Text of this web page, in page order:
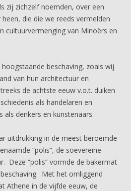
zij zichzelf noemden, over een
die die we reeds vermelden
cultuurvermenging van Minoërs en
beschaving, zoals wij
van hun architectuur en
de achtste eeuw v.o.t. duiken
als handelaren en
als denkers en kunstenaars.
uitdrukking in de meest beroemde
“polis”, de soevereine
Deze “polis” vormde de bakermat
Met het omliggend
Athene in de vijfde eeuw, de